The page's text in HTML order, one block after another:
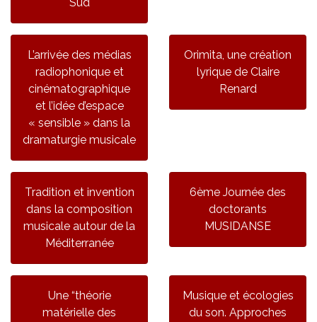
Sud
L’arrivée des médias
radiophonique et
cinématographique
et l’idée d’espace
« sensible » dans la
dramaturgie musicale
Orimita, une création
lyrique de Claire
Renard
Tradition et invention
dans la composition
musicale autour de la
Méditerranée
6ème Journée des
doctorants
MUSIDANSE
Une “théorie
matérielle des
Musique et écologies
du son. Approches